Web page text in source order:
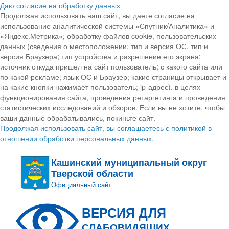
Даю согласие на обработку данных
Продолжая использовать наш сайт, вы даете согласие на
использование аналитической системы «Спутник/Аналитика» и
«Яндекс.Метрика»; обработку файлов cookie, пользовательских
данных (сведения о местоположении; тип и версия ОС, тип и
версия Браузера; тип устройства и разрешение его экрана;
источник откуда пришел на сайт пользователь; с какого сайта или
по какой рекламе; язык ОС и Браузер; какие страницы открывает и
на какие кнопки нажимает пользователь; ip-адрес). в целях
функционирования сайта, проведения ретаргетинга и проведения
статистических исследований и обзоров. Если вы не хотите, чтобы
ваши данные обрабатывались, покиньте сайт.
Продолжая использовать сайт, вы соглашаетесь с политикой в
отношении обработки персональных данных.